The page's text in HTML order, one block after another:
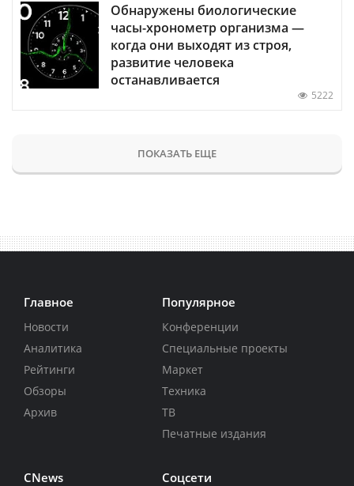
Обнаружены биологические
часы-хронометр организма —
когда они выходят из строя,
развитие человека
останавливается
5222
ПОКАЗАТЬ ЕЩЕ
Главное
Новости
Аналитика
Рейтинги
Обзоры
Архив
Популярное
Конференции
Специальные проекты
Маркет
Техника
ТВ
Печатные издания
CNews Соцсети